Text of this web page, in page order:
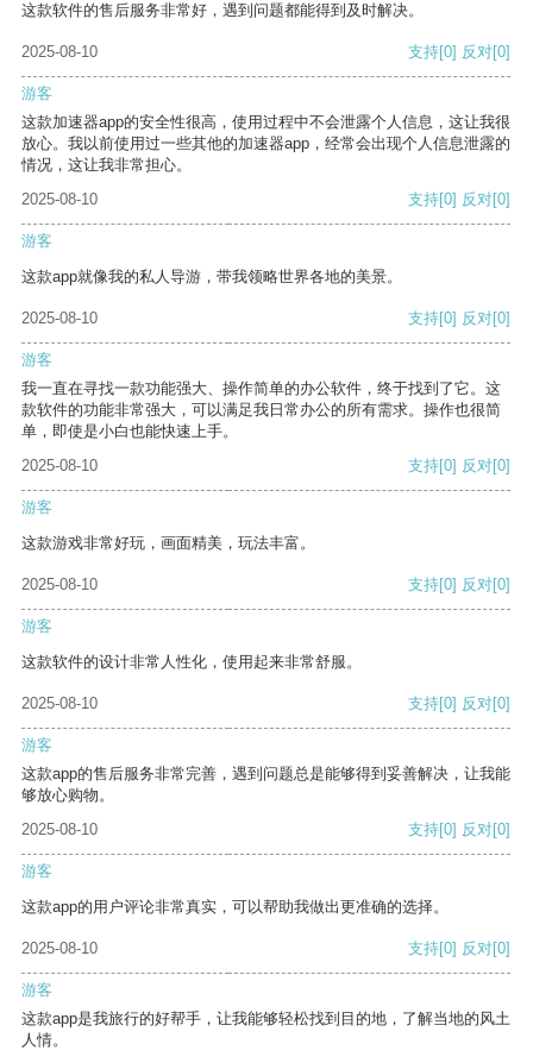
这款软件的售后服务非常好，遇到问题都能得到及时解决。
2025-08-10 支持[0] 反对[0]
游客
这款加速器app的安全性很高，使用过程中不会泄露个人信息，这让我很
放心。我以前使用过一些其他的加速器app，经常会出现个人信息泄露的
情况，这让我非常担心。
2025-08-10
支持[0] 反对[0]
游客
这款app就像我的私人导游，带我领略世界各地的美景。
2025-08-10 支持[0] 反对[0]
游客
我一直在寻找一款功能强大、操作简单的办公软件，终于找到了它。这
款软件的功能非常强大，可以满足我日常办公的所有需求。操作也很简
单，即使是小白也能快速上手。
2025-08-10
支持[0] 反对[0]
游客
这款游戏非常好玩，画面精美，玩法丰富。
2025-08-10 支持[0] 反对[0]
游客
这款软件的设计非常人性化，使用起来非常舒服。
2025-08-10 支持[0] 反对[0]
游客
这款app的售后服务非常完善，遇到问题总是能够得到妥善解决，让我能
够放心购物。
2025-08-10
支持[0] 反对[0]
游客
这款app的用户评论非常真实，可以帮助我做出更准确的选择。
2025-08-10 支持[0] 反对[0]
游客
这款app是我旅行的好帮手，让我能够轻松找到目的地，了解当地的风土
人情。